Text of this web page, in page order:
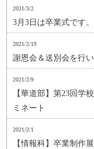
2021/3/2
3月3日は卒業式です
2021/2/19
謝恩会＆送別会を行
2021/2/9
【華道部】第23回学
ミネート
2021/2/1
【情報科】卒業制作展